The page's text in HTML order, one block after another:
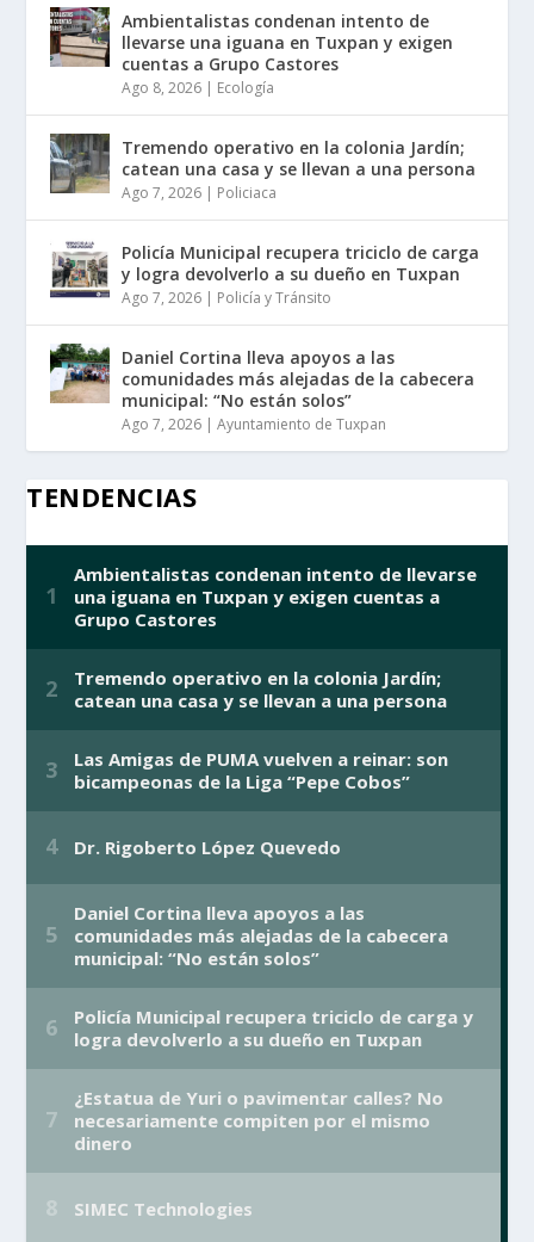
Ambientalistas condenan intento de
llevarse una iguana en Tuxpan y exigen
cuentas a Grupo Castores
Ago 8, 2026 | Ecología
Tremendo operativo en la colonia Jardín;
catean una casa y se llevan a una persona
Ago 7, 2026 | Policiaca
Policía Municipal recupera triciclo de carga
y logra devolverlo a su dueño en Tuxpan
Ago 7, 2026 | Policía y Tránsito
Daniel Cortina lleva apoyos a las
comunidades más alejadas de la cabecera
municipal: “No están solos”
Ago 7, 2026 |Ayuntamiento de Tuxpan
TENDENCIAS